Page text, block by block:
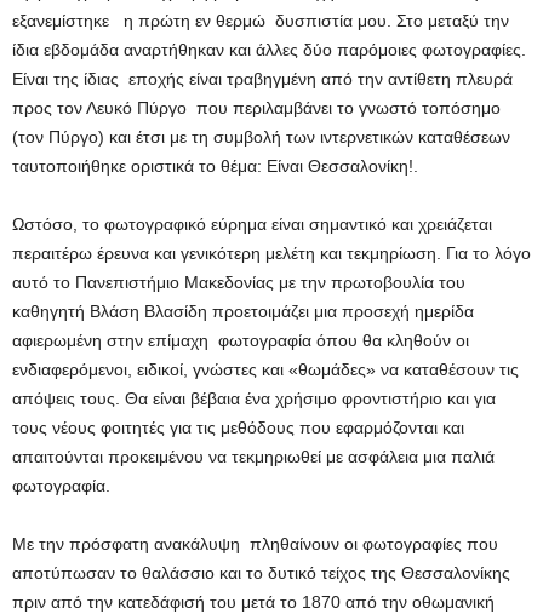
εξανεμίστηκε η πρώτη εν θερμώ δυσπιστία μου. Στο μεταξύ την
ίδια εβδομάδα αναρτήθηκαν και άλλες δύο παρόμοιες φωτογραφίες.
Είναι της ίδιας εποχής είναι τραβηγμένη από την αντίθετη πλευρά
προς τον Λευκό Πύργο που περιλαμβάνει το γνωστό τοπόσημο
(τον Πύργο) και έτσι με τη συμβολή των ιντερνετικών καταθέσεων
ταυτοποιήθηκε οριστικά το θέμα: Είναι Θεσσαλονίκη!.
Ωστόσο, το φωτογραφικό εύρημα είναι σημαντικό και χρειάζεται
περαιτέρω έρευνα και γενικότερη μελέτη και τεκμηρίωση. Για το λόγο
αυτό το Πανεπιστήμιο Μακεδονίας με την πρωτοβουλία του
καθηγητή Βλάση Βλασίδη προετοιμάζει μια προσεχή ημερίδα
αφιερωμένη στην επίμαχη φωτογραφία όπου θα κληθούν οι
ενδιαφερόμενοι, ειδικοί, γνώστες και «θωμάδες» να καταθέσουν τις
απόψεις τους. Θα είναι βέβαια ένα χρήσιμο φροντιστήριο και για
τους νέους φοιτητές για τις μεθόδους που εφαρμόζονται και
απαιτούνται προκειμένου να τεκμηριωθεί με ασφάλεια μια παλιά
φωτογραφία.
Με την πρόσφατη ανακάλυψη πληθαίνουν οι φωτογραφίες που
αποτύπωσαν το θαλάσσιο και το δυτικό τείχος της Θεσσαλονίκης
πριν από την κατεδάφισή του μετά το 1870 από την οθωμανική